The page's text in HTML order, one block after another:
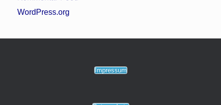
WordPress.org
Impressum